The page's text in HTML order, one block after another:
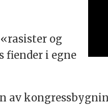
og
fiender i egne